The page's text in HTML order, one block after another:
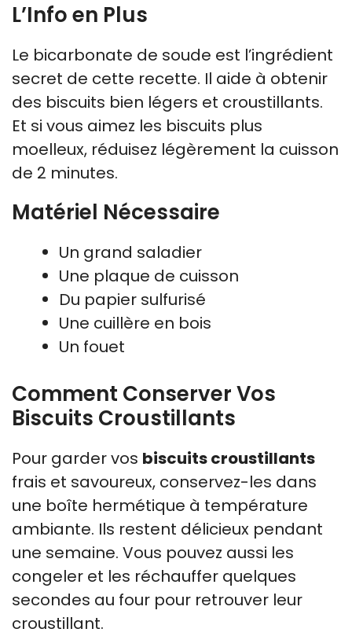
L’Info en Plus
Le bicarbonate de soude est l’ingrédient
secret de cette recette. Il aide à obtenir
des biscuits bien légers et croustillants.
Et si vous aimez les biscuits plus
moelleux, réduisez légèrement la cuisson
de 2 minutes.
Matériel Nécessaire
Un grand saladier
Une plaque de cuisson
Du papier sulfurisé
Une cuillère en bois
Un fouet
Comment Conserver Vos
Biscuits Croustillants
Pour garder vos biscuits croustillants
frais et savoureux, conservez-les dans
une boîte hermétique à température
ambiante. Ils restent délicieux pendant
une semaine. Vous pouvez aussi les
congeler et les réchauffer quelques
secondes au four pour retrouver leur
croustillant.